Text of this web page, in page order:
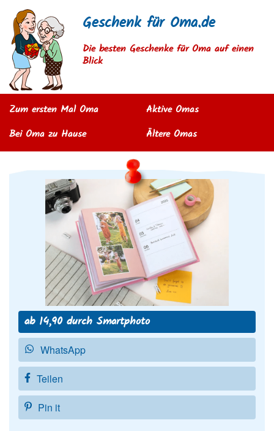
Geschenk für Oma.de
Die besten Geschenke für Oma auf einen
Blick
Zum ersten Mal Oma
Aktive Omas
Bei Oma zu Hause
Ältere Omas
ab 14,90 durch Smartphoto
WhatsApp
Teilen
Pin it